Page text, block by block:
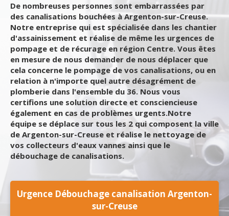
De nombreuses personnes sont embarrassées par
des canalisations bouchées à Argenton-sur-Creuse.
Notre entreprise qui est spécialisée dans les chantier
d'assainissement et réalise de même les urgences de
pompage et de récurage en région Centre. Vous êtes
en mesure de nous demander de nous déplacer que
cela concerne le pompage de vos canalisations, ou en
relation à n'importe quel autre désagrément de
plomberie dans l'ensemble du 36. Nous vous
certifions une solution directe et consciencieuse
également en cas de problèmes urgents.Notre
équipe se déplace sur tous les 2 qui composent la ville
de Argenton-sur-Creuse et réalise le nettoyage de
vos collecteurs d'eaux vannes ainsi que le
débouchage de canalisations.
Urgence Débouchage canalisation Argenton-
sur-Creuse